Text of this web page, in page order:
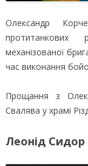
Олександр
протитанкових
механізованої
час виконання
Прощання з
Свалява у храмі
Леонід Сидор